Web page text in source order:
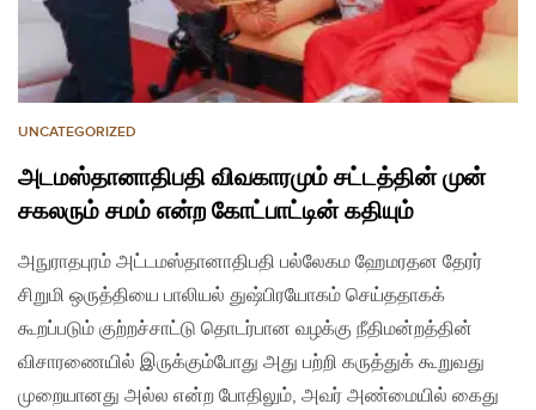
UNCATEGORIZED
அடமஸ்தானாதிபதி விவகாரமும் சட்டத்தின் முன்
சகலரும் சமம் என்ற கோட்பாட்டின் கதியும்
அநுராதபுரம் அட்டமஸ்தானாதிபதி பல்லேகம ஹேமரதன தேரர்
சிறுமி ஒருத்தியை பாலியல் துஷ்பிரயோகம் செய்ததாகக்
கூறப்படும் குற்றச்சாட்டு தொடர்பான வழக்கு நீதிமன்றத்தின்
விசாரணையில் இருக்கும்போது அது பற்றி கருத்துக் கூறுவது
முறையானது அல்ல என்ற போதிலும், அவர் அண்மையில் கைது